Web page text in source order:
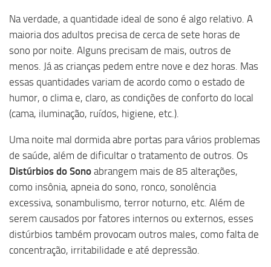
Na verdade, a quantidade ideal de sono é algo relativo. A
maioria dos adultos precisa de cerca de sete horas de
sono por noite. Alguns precisam de mais, outros de
menos. Já as crianças pedem entre nove e dez horas. Mas
essas quantidades variam de acordo como o estado de
humor, o clima e, claro, as condições de conforto do local
(cama, iluminação, ruídos, higiene, etc.).
Uma noite mal dormida abre portas para vários problemas
de saúde, além de dificultar o tratamento de outros. Os
Distúrbios do Sono abrangem mais de 85 alterações,
como insônia, apneia do sono, ronco, sonolência
excessiva, sonambulismo, terror noturno, etc. Além de
serem causados por fatores internos ou externos, esses
distúrbios também provocam outros males, como falta de
concentração, irritabilidade e até depressão.